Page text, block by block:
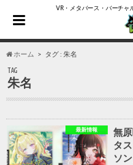
VR・メタバース・バーチャ
ホーム タグ : 朱名
TAG
朱名
最新情報
無
タ
ソ